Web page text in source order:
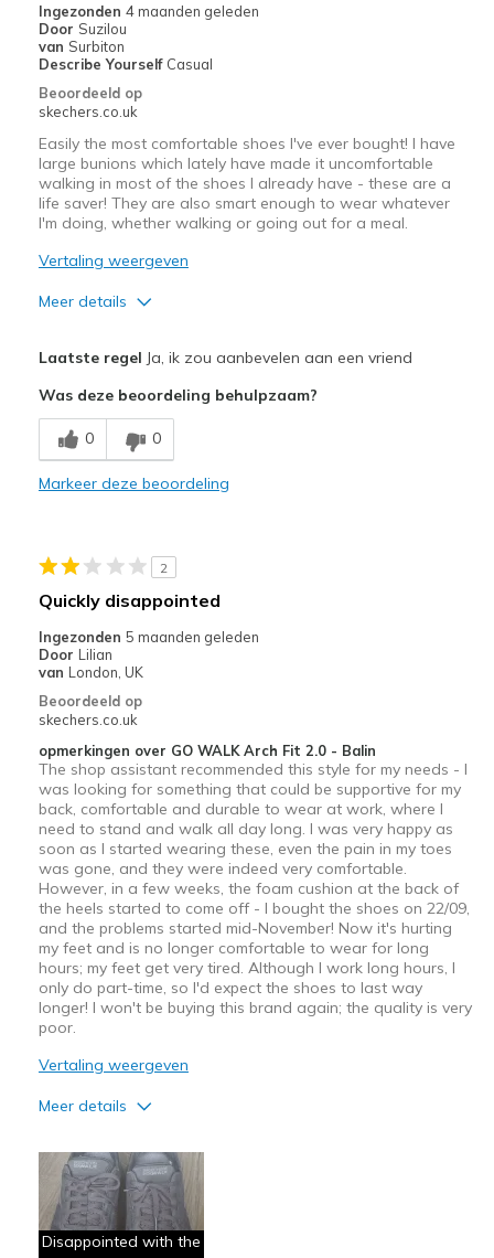
Ingezonden 4 maanden geleden
Door Suzilou
van Surbiton
Describe Yourself Casual
Beoordeeld op
skechers.co.uk
Easily the most comfortable shoes I've ever bought! I have
large bunions which lately have made it uncomfortable
walking in most of the shoes I already have - these are a
life saver! They are also smart enough to wear whatever
I'm doing, whether walking or going out for a meal.
Vertaling weergeven
Meer details
Breathe Well
Comfortable
Beste toepassingen
Going Out
Special Occasions
Travel
Width
Feels true to width
Sizing
Feels true to size
View On Shoes
Shoes are for Wearing
Laatste regel Ja, ik zou aanbevelen aan een vriend
Was deze beoordeling behulpzaam?
0 0
Markeer deze beoordeling
2
Quickly disappointed
Ingezonden 5 maanden geleden
Door Lilian
van London, UK
Beoordeeld op
skechers.co.uk
opmerkingen over GO WALK Arch Fit 2.0 - Balin
The shop assistant recommended this style for my needs - I
was looking for something that could be supportive for my
back, comfortable and durable to wear at work, where I
need to stand and walk all day long. I was very happy as
soon as I started wearing these, even the pain in my toes
was gone, and they were indeed very comfortable.
However, in a few weeks, the foam cushion at the back of
the heels started to come off - I bought the shoes on 22/09,
and the problems started mid-November! Now it's hurting
my feet and is no longer comfortable to wear for long
hours; my feet get very tired. Although I work long hours, I
only do part-time, so I'd expect the shoes to last way
longer! I won't be buying this brand again; the quality is very
poor.
Vertaling weergeven
Meer details
Breathe Well
Comfortable
Disappointed with the